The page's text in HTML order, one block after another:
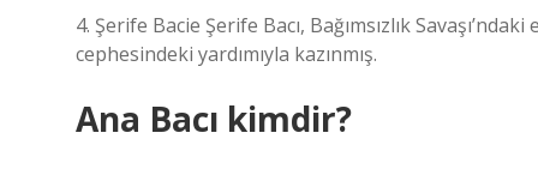
4. Şerife Bacie Şerife Bacı, Bağımsızlık
cephesindeki yardımıyla kazınmış.
Ana Bacı kimdir?